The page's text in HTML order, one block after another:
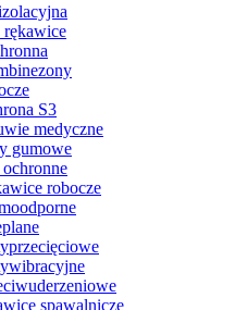
S3
medyczne
gumowe
robocze
spawalnicze